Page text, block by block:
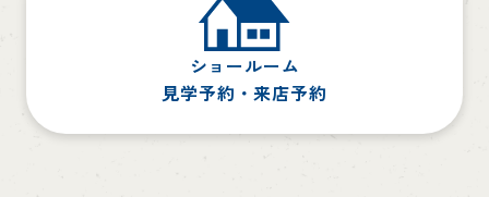
ショールーム
見学予約・来店予約